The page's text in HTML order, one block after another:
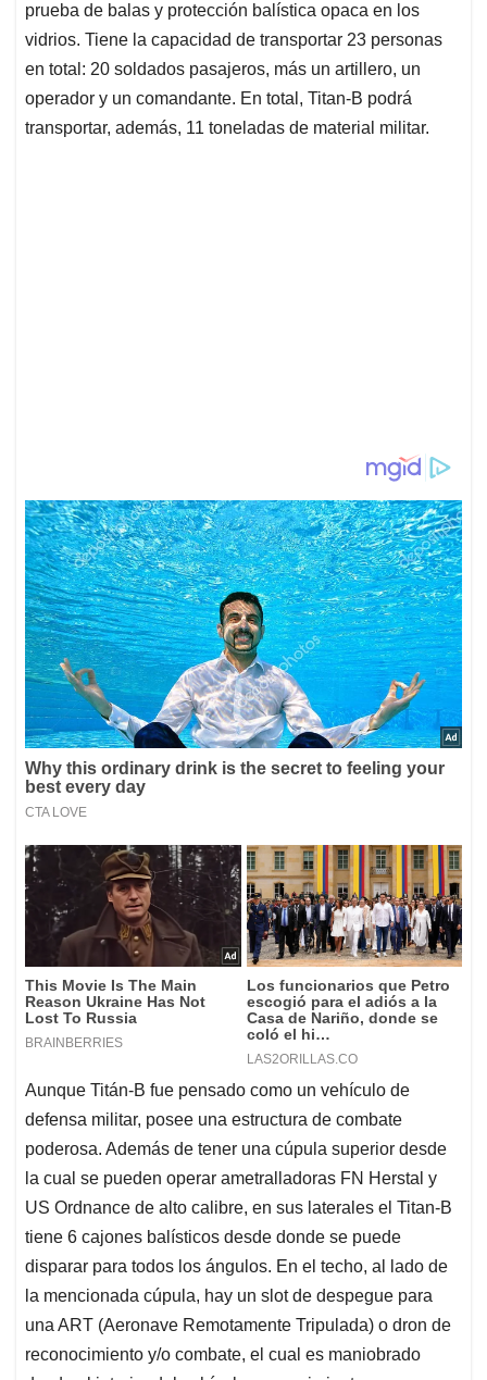
prueba de balas y protección balística opaca en los
vidrios. Tiene la capacidad de transportar 23 personas
en total: 20 soldados pasajeros, más un artillero, un
operador y un comandante. En total, Titan-B podrá
transportar, además, 11 toneladas de material militar.
Aunque Titán-B fue pensado como un vehículo de
defensa militar, posee una estructura de combate
poderosa. Además de tener una cúpula superior desde
la cual se pueden operar ametralladoras FN Herstal y
US Ordnance de alto calibre, en sus laterales el Titan-B
tiene 6 cajones balísticos desde donde se puede
disparar para todos los ángulos. En el techo, al lado de
la mencionada cúpula, hay un slot de despegue para
una ART (Aeronave Remotamente Tripulada) o dron de
reconocimiento y/o combate, el cual es maniobrado